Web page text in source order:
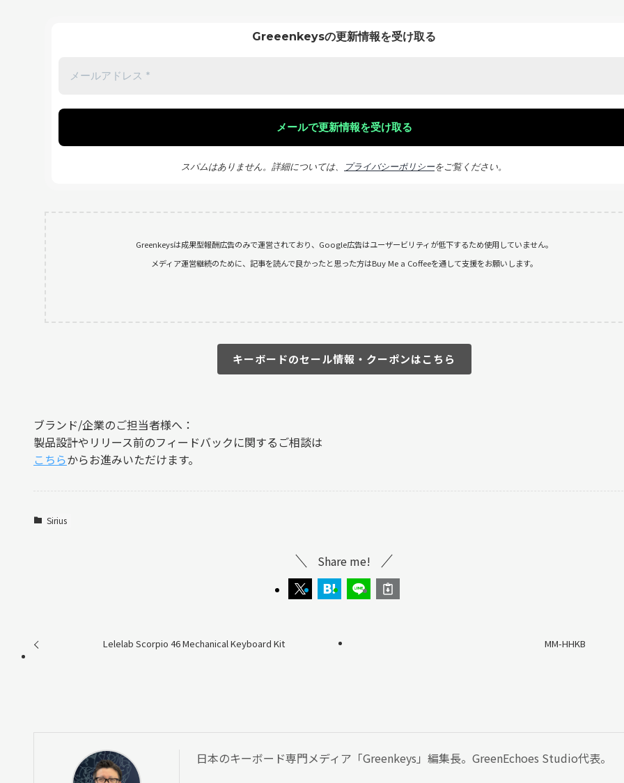
Greeenkeysの更新情報を受け取る
スパムはありません。詳細については、 プライバシーポリシーをご覧ください。
Greenkeysは成果型報酬広告のみで運営されており、Google広告はユーザービリティが低下するため使用していません。
メディア運営継続のために、記事を読んで良かったと思った方はBuy Me a Coffeeを通して支援をお願いします。
キーボードのセール情報・クーポンはこちら
ブランド/企業のご担当者様へ：
製品設計やリリース前のフィードバックに関するご相談は
こちらからお進みいただけます。
Sirius
Share me!
Lelelab Scorpio 46 Mechanical Keyboard Kit MM-HHKB
日本のキーボード専門メディア「Greenkeys」編集長。GreenEchoes Studio代表。